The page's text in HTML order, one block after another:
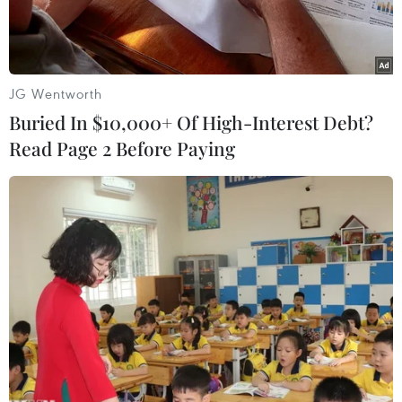
Ngoại trưởng Iran Hossein Amir-Abdollahian. (Ảnh:
AFP/TTXVN)
Theo Tân hoa xã, Ngoại trưởng Iran Hossein
Amir-Abdollahian đã tái khẳng định rằng việc
Mỹ tôn trọng các cam kết rất quan trọng đối với
JG Wentworth
Buried In $10,000+ Of High-Interest Debt?
Read Page 2 Before Paying